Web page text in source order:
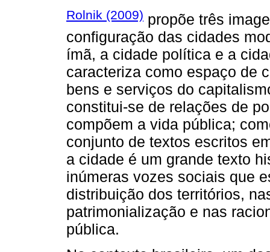
Rolnik (2009) propõe três
configuração das cidades
ímã, a cidade política e a
caracteriza como espaço de
bens e serviços do
constitui-se de relações de
compõem a vida pública;
conjunto de textos escritos
a cidade é um grande texto
inúmeras vozes sociais que
distribuição dos territórios,
patrimonialização e nas
pública.